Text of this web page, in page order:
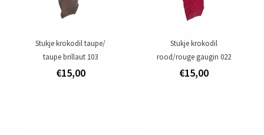
Stukje krokodil taupe/
taupe brillaut 103
€15,00
Stukje krokodil
rood/rouge gaugin 022
€15,00